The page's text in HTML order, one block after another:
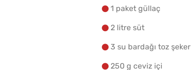
1 paket güllaç
2 litre süt
3 su bardağı toz şeker
250 g ceviz içi